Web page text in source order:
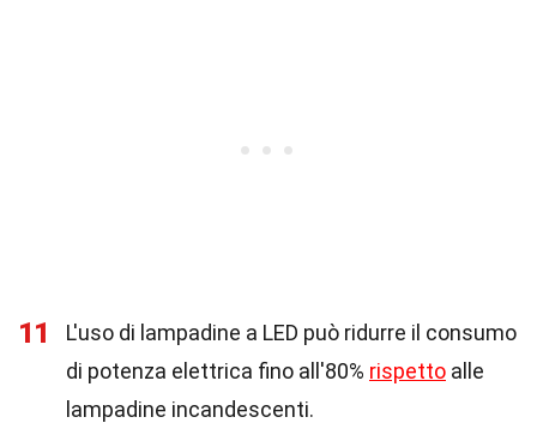
11
L'uso di lampadine a LED può ridurre il consumo
di potenza elettrica fino all'80% rispetto alle
lampadine incandescenti.